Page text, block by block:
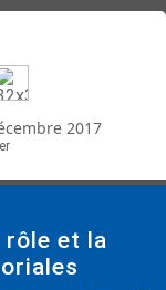
2017
rôle et la